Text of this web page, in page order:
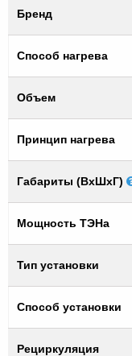
Бренд
Способ нагрева
Объем
Принцип нагрева
Габариты (ВхШхГ)
Мощность ТЭНа
Тип установки
Способ установки
Рециркуляция